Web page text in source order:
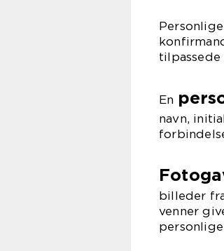
En
navn,
billeder
venner